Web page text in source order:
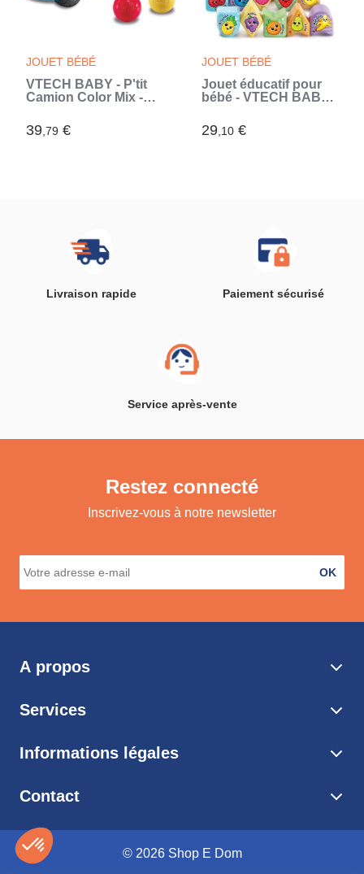
JOUET BÉBÉ
VTECH BABY - P'tit
Camion Color Mix -
Garçon - 18 mois+ -
Orange - Multicolore
39,79 €
JOUET BÉBÉ
Jouet éducatif pour
bébé - VTECH BABY -
Formes - Multicolore -
Rouge - A partir de 12
29,10 €
Livraison rapide Paiement sécurisé
Service après-vente
Restez connecté
Inscrivez-vous à notre newsletter
OK
A propos
Services
Informations légales
Contact
© 2026 Shop E Dom